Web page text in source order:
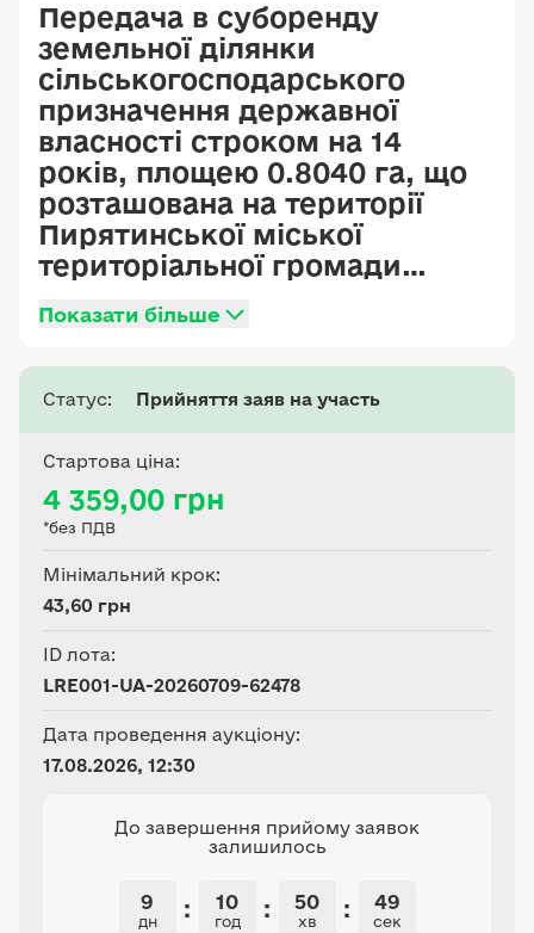
Передача в суборенду
земельної ділянки
сільськогосподарського
призначення державної
власності строком на 14
років, площею 0.8040 га, що
розташована на території
Пирятинської міської
територіальної громади
Полтавської області,
5323880700:00:051:0003,
цільове призначення - 01.01
Для ведення товарного
сільськогосподарського
виробництва.
Показати більше
Статус: Прийняття заяв на участь
Стартова ціна:
4 359,00 грн
*без ПДВ
Мінімальний крок:
43,60 грн
ID лота:
LRE001-UA-20260709-62478
Дата проведення аукціону:
17.08.2026, 12:30
До завершення прийому заявок
залишилось
9
дн : 10
год : 50
хв : 48
сек